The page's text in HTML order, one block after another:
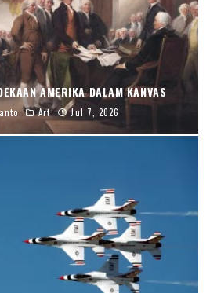
AMERIKA DALAM KANVAS
Art Jul 7, 2026